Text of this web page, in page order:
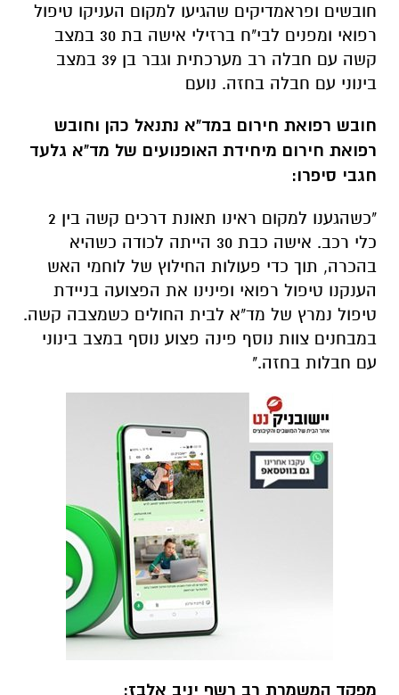
חובשים ופראמדיקים שהגיעו למקום העניקו טיפול
רפואי ומפנים לבי"ח ברזילי אישה בת 30 במצב
קשה עם חבלה רב מערכתית וגבר בן 39 במצב
בינוני עם חבלה בחזה. נועם
חובש רפואת חירום במד"א נתנאל כהן וחובש
רפואת חירום מיחידת האופנועים של מד"א גלעד
חגבי סיפרו:
"כשהגענו למקום ראינו תאונת דרכים קשה בין 2
כלי רכב. אישה כבת 30 הייתה לכודה כשהיא
בהכרה, תוך כדי פעולות החילוץ של לוחמי האש
הענקנו טיפול רפואי ופינינו את הפצועה בניידת
טיפול נמרץ של מד"א לבית החולים כשמצבה קשה.
במבחנים צוות נוסף פינה פצוע נוסף במצב בינוני
עם חבלות בחזה."
מפקד המשמרת רב רשף יניב אלבז: